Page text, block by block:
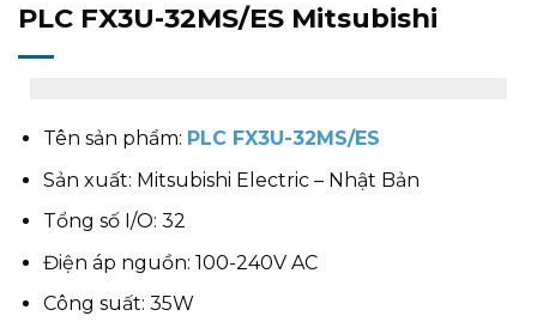
PLC FX3U-32MS/ES Mitsubishi
Tên sản phẩm: PLC FX3U-32MS/ES
Sản xuất: Mitsubishi Electric – Nhật Bản
Tổng số I/O: 32
Điện áp nguồn: 100-240V AC
Công suất: 35W